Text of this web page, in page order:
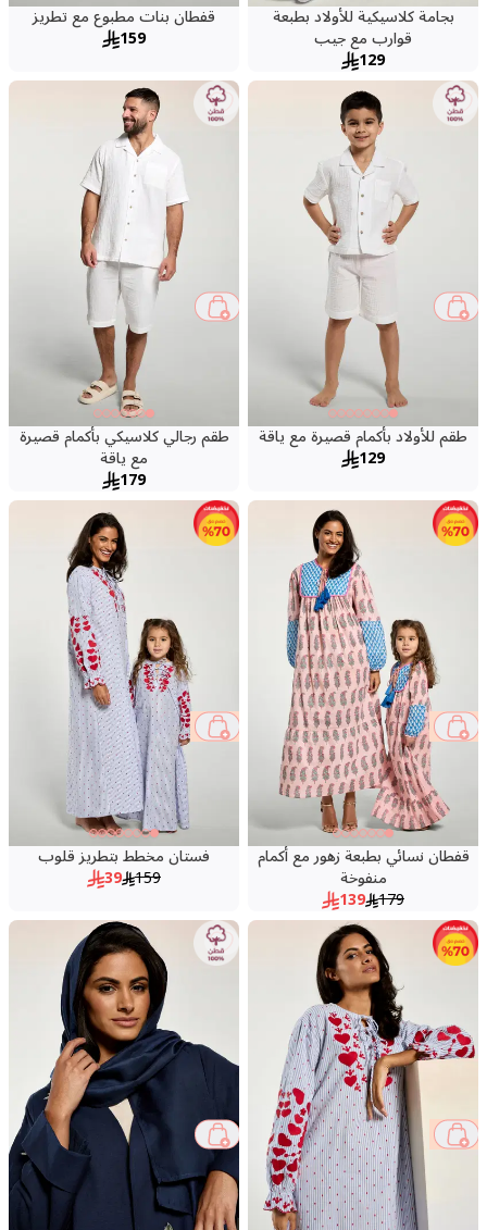
بجامة كلاسيكية للأولاد بطبعة
قوارب مع جيب
129
قفطان بنات مطبوع مع تطريز
159
طقم للأولاد بأكمام قصيرة مع ياقة
129
طقم رجالي كلاسيكي بأكمام قصيرة
مع ياقة
179
قفطان نسائي بطبعة زهور مع أكمام
منفوخة
179
139
22 %
فستان مخطط بتطريز قلوب
159
39
75 %
57 %